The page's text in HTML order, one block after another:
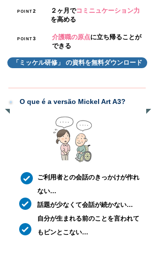
POINT 2 ２ヶ月でコミニュケーション力
を高める
POINT 3 介護職の原点に立ち帰ることが
できる
「ミッケル研修」 の資料を無料ダウンロード
O que é a versão Mickel Art A3?
ご利用者との会話のきっかけが作れ
ない…
話題が少なくて会話が続かない…
​自分が生まれる前のことを言われて
もピンとこない…